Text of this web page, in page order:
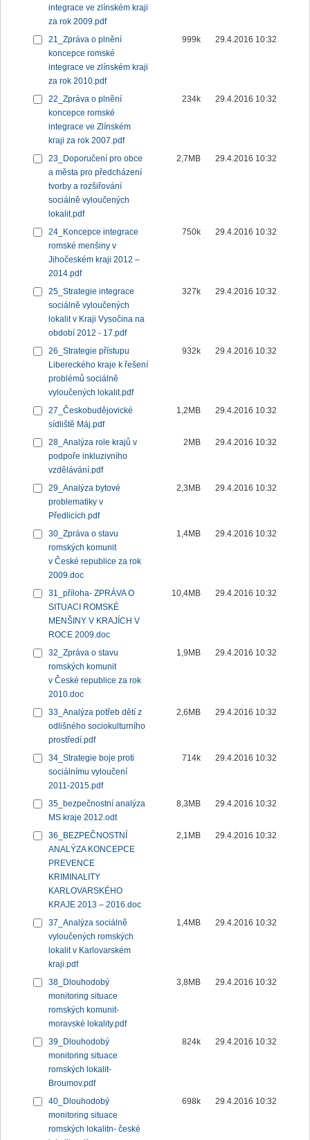
integrace ve zlínském kraji
za rok 2009.pdf
21_Zpráva o plnění
koncepce romské
integrace ve zlínském kraji
za rok 2010.pdf
999k 29.4.2016 10:32
22_Zpráva o plnění
koncepce romské
integrace ve Zlínském
kraji za rok 2007.pdf
234k 29.4.2016 10:32
23_Doporučení pro obce
a města pro předcházení
tvorby a rozšiřování
sociálně vyloučených
lokalit.pdf
2,7MB 29.4.2016 10:32
24_Koncepce integrace
romské menšiny v
Jihočeském kraji 2012 –
2014.pdf
750k 29.4.2016 10:32
25_Strategie integrace
sociálně vyloučených
lokalit v Kraji Vysočina na
období 2012 - 17.pdf
327k 29.4.2016 10:32
26_Strategie přístupu
Libereckého kraje k řešení
problémů sociálně
vyloučených lokalit.pdf
932k 29.4.2016 10:32
27_Českobudějovické
sídliště Máj.pdf
1,2MB 29.4.2016 10:32
28_Analýza role krajů v
podpoře inkluzivního
vzdělávání.pdf
2MB 29.4.2016 10:32
29_Analýza bytové
problematiky v
Předlicích.pdf
2,3MB 29.4.2016 10:32
30_Zpráva o stavu
romských komunit
v České republice za rok
2009.doc
1,4MB 29.4.2016 10:32
31_příloha- ZPRÁVA O
SITUACI ROMSKÉ
MENŠINY V KRAJÍCH V
ROCE 2009.doc
10,4MB 29.4.2016 10:32
32_Zpráva o stavu
romských komunit
v České republice za rok
2010.doc
1,9MB 29.4.2016 10:32
33_Analýza potřeb dětí z
odlišného sociokulturního
prostředí.pdf
2,6MB 29.4.2016 10:32
34_Strategie boje proti
sociálnímu vyloučení
2011-2015.pdf
714k 29.4.2016 10:32
35_bezpečnostní analýza
MS kraje 2012.odt
8,3MB 29.4.2016 10:32
36_BEZPEČNOSTNÍ
ANALÝZA KONCEPCE
PREVENCE
KRIMINALITY
KARLOVARSKÉHO
KRAJE 2013 – 2016.doc
2,1MB 29.4.2016 10:32
37_Analýza sociálně
vyloučených romských
lokalit v Karlovarském
kraji.pdf
1,4MB 29.4.2016 10:32
38_Dlouhodobý
monitoring situace
romských komunit-
moravské lokality.pdf
3,8MB 29.4.2016 10:32
39_Dlouhodobý
monitoring situace
romských lokalit-
Broumov.pdf
824k 29.4.2016 10:32
40_Dlouhodobý
monitoring situace
romských lokalitn- české
698k 29.4.2016 10:32